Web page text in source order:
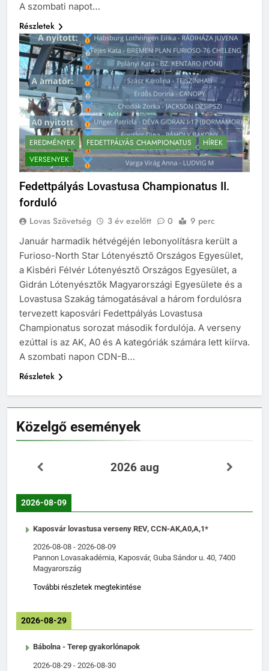
Közelgő események
2026 aug
2026-08-09
Kaposvár lovastusa verseny REV, CCN-AK,A0,A,1*
2026-08-08 - 2026-08-09
Pannon Lovasakadémia, Kaposvár, Guba Sándor u. 40, 7400
Magyarország
További részletek megtekintése
2026-08-29
Bábolna - Terep gyakorlónapok
2026-08-29 - 2026-08-30
A szombati napot…
Részletek
EREDMÉNYEK FEDETTPÁLYÁS CHAMPIONATUS
HÍREK
VERSENYEK
Fedettpályás Lovastusa Championatus II.
forduló
Lovas Szövetség 3 év ezelőtt 0 9 perc
Január harmadik hétvégéjén lebonyolításra került a
Furioso-North Star Lótenyésztő Országos Egyesület,
a Kisbéri Félvér Lótenyésztő Országos Egyesület, a
Gidrán Lótenyésztők Magyarországi Egyesülete és a
Lovastusa Szakág támogatásával a három fordulósra
tervezett kaposvári Fedettpályás Lovastusa
Championatus sorozat második fordulója. A verseny
ezúttal is az AK, A0 és A kategóriák számára lett kiírva.
A szombati napon CDN-B…
Részletek